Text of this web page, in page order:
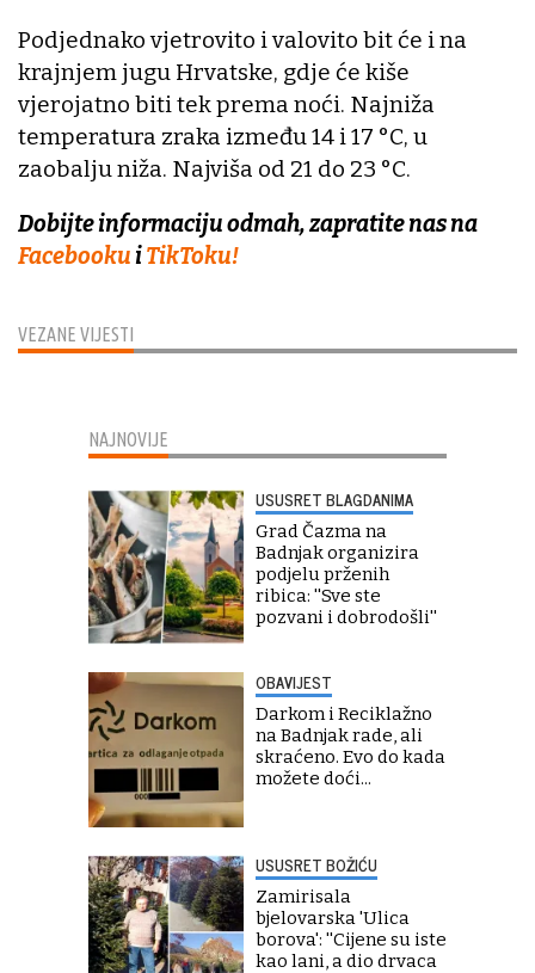
VEZANE VIJESTI
Podjednako vjetrovito i valovito bit će i na
krajnjem jugu Hrvatske, gdje će kiše
vjerojatno biti tek prema noći. Najniža
temperatura zraka između 14 i 17 °C, u
zaobalju niža. Najviša od 21 do 23 °C.
Dobijte informaciju odmah, zapratite nas na
FacebookuiTikToku!
NAJNOVIJE
USUSRET BLAGDANIMA
Grad Čazma na
Badnjak organizira
podjelu prženih
ribica: ''Sve ste
pozvani i dobrodošli''
OBAVIJEST
Darkom i Reciklažno
na Badnjak rade, ali
skraćeno. Evo do kada
možete doći...
USUSRET BOŽIĆU
Zamirisala
bjelovarska 'Ulica
borova': ''Cijene su iste
kao lani, a dio drvaca